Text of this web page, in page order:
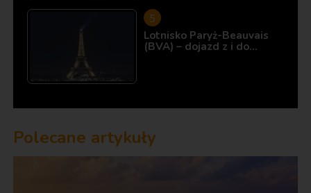
Lotnisko Paryż-Beauvais
(BVA) – dojazd z i do…
Polecane artykuły